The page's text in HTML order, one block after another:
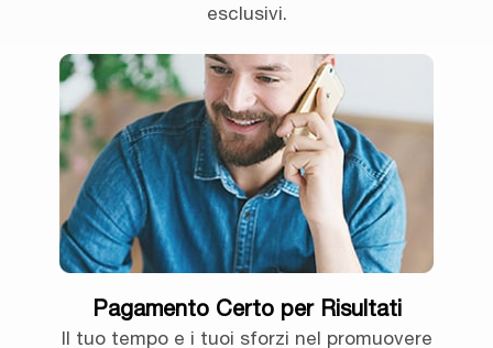
esclusivi.
Pagamento Certo per Risultati
Il tuo tempo e i tuoi sforzi nel promuovere